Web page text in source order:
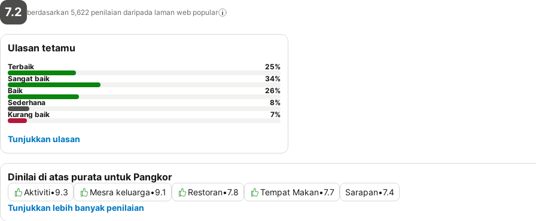
7.2 berdasarkan 5,622 penilaian daripada laman web popular
Dinilai di atas purata untuk Pangkor
Aktiviti•9.3 Mesra keluarga•9.1 Restoran•7.8 Tempat Makan•7.7 Sarapan•7.4
Tunjukkan lebih banyak penilaian
Ulasan tetamu
Terbaik 25%
Sangat baik
34%
Baik
26%
Sederhana
8%
Kurang baik
7%
Tunjukkan ulasan